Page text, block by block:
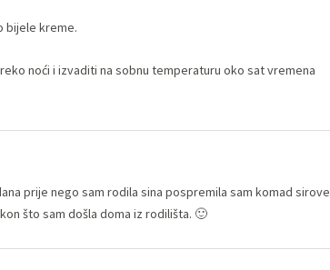
bijele kreme.
noći i izvaditi na sobnu temperaturu oko sat vremena
prije nego sam rodila sina pospremila sam komad sirove
što sam došla doma iz rodilišta. 🙂